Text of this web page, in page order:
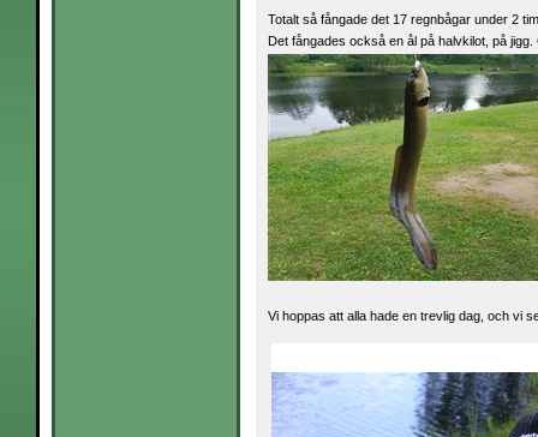
Totalt så fångade det 17 regnbågar under 2
Det fångades också en ål på halvkilot, på
Vi hoppas att alla hade en trevlig dag, och vi